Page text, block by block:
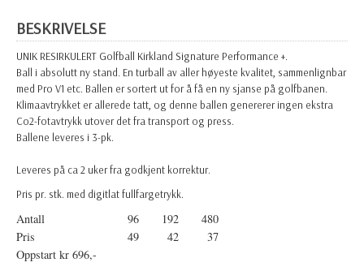
BESKRIVELSE
UNIK RESIRKULERT Golfball Kirkland Signature Performance +.
Ball i absolutt ny stand. En turball av aller høyeste kvalitet, sammenlignbar
med Pro V1 etc. Ballen er sortert ut for å få en ny sjanse på golfbanen.
Klimaavtrykket er allerede tatt, og denne ballen genererer ingen ekstra
Co2-fotavtrykk utover det fra transport og press.
Ballene leveres i 3-pk.
Leveres på ca 2 uker fra godkjent korrektur.
Pris pr. stk. med digitlat fullfargetrykk.
Antall 96 192
480
Pris
49 42
37
Oppstart kr 696,-